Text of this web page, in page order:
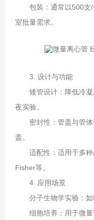
包装‌：通常以500支/
室批量需求‌。
3. ‌设计与功能‌
矮管设计‌：降低冷凝
夜实验‌。
密封性‌：管盖与管体
盖。
适配性‌：适用于多种
Fisher等‌。
4. ‌应用场景‌
分子生物学实验‌：如
细胞培养‌：用于微量